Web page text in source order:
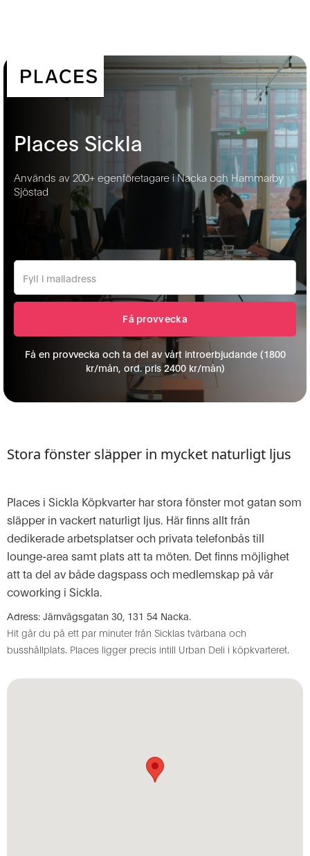
Places Sickla
Används av 200+ egenföretagare i Nacka och Hammarby
Sjöstad
Få en provvecka och ta del av vårt introerbjudande (1800
kr/mån, ord. pris 2400 kr/mån)
Stora fönster släpper in mycket naturligt ljus
Places i Sickla Köpkvarter har stora fönster mot gatan som
släpper in vackert naturligt ljus. Här finns allt från
dedikerade arbetsplatser och privata telefonbås till
lounge-area samt plats att ta möten. Det finns möjlighet
att ta del av både dagspass och medlemskap på vår
coworking i Sickla.
Adress: Järnvägsgatan 30, 131 54 Nacka.
Hit går du på ett par minuter från Sicklas tvärbana och
busshållplats. Places ligger precis intill Urban Deli i köpkvarteret.